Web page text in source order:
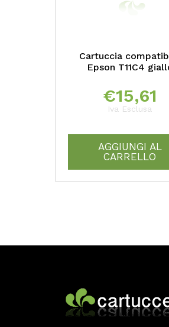
Cartuccia
Epson T11C4
€15,61
Iva Esclusa
AGGIUNGI AL
CARRELLO